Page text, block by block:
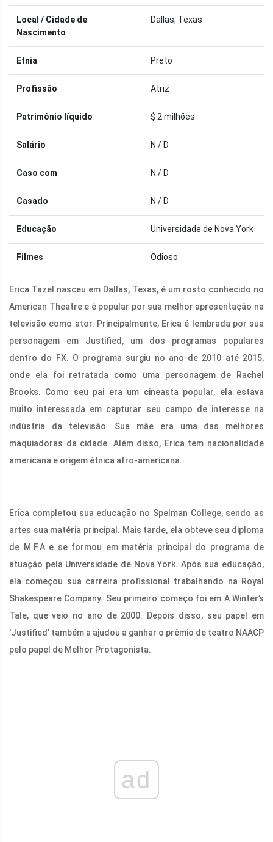
Local / Cidade de
Nascimento
Dallas, Texas
Etnia Preto
Profissão Atriz
Patrimônio líquido $ 2 milhões
Salário N / D
Caso com N / D
Casado N / D
Educação Universidade de Nova York
Filmes Odioso
Erica Tazel nasceu em Dallas, Texas, é um rosto conhecido no
American Theatre e é popular por sua melhor apresentação na
televisão como ator. Principalmente, Erica é lembrada por sua
personagem em Justified, um dos programas populares
dentro do FX. O programa surgiu no ano de 2010 até 2015,
onde ela foi retratada como uma personagem de Rachel
Brooks. Como seu pai era um cineasta popular, ela estava
muito interessada em capturar seu campo de interesse na
indústria da televisão. Sua mãe era uma das melhores
maquiadoras da cidade. Além disso, Erica tem nacionalidade
americana e origem étnica afro-americana.
Erica completou sua educação no Spelman College, sendo as
artes sua matéria principal. Mais tarde, ela obteve seu diploma
de M.F.A e se formou em matéria principal do programa de
atuação pela Universidade de Nova York. Após sua educação,
ela começou sua carreira profissional trabalhando na Royal
Shakespeare Company. Seu primeiro começo foi em A Winter’s
Tale, que veio no ano de 2000. Depois disso, seu papel em
'Justified' também a ajudou a ganhar o prêmio de teatro NAACP
pelo papel de Melhor Protagonista.
ad